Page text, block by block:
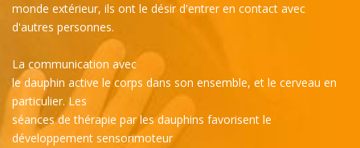
monde extérieur, ils ont le désir d'entrer en contact avec
d'autres personnes.
La communication avec
le dauphin active le corps dans son ensemble, et le cerveau en
particulier. Les
séances de thérapie par les dauphins favorisent le
développement sensorimoteur